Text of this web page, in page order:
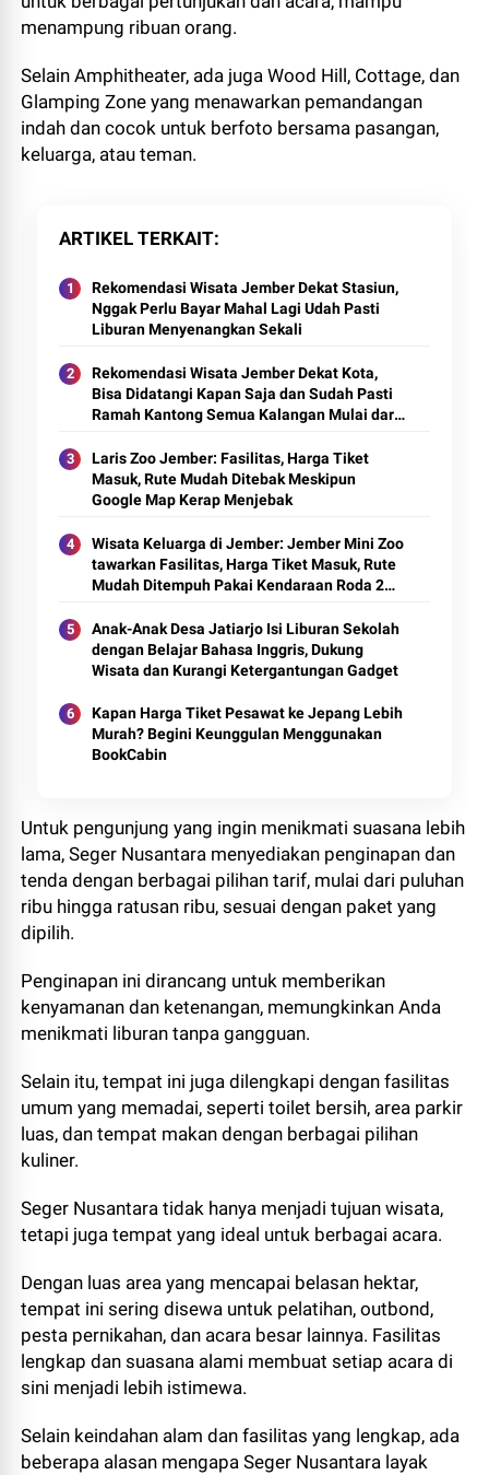
menampung ribuan orang.
Selain Amphitheater, ada juga Wood Hill, Cottage, dan
Glamping Zone yang menawarkan pemandangan
indah dan cocok untuk berfoto bersama pasangan,
keluarga, atau teman.
ARTIKEL TERKAIT
Rekomendasi Wisata Jember Dekat Stasiun,
Nggak Perlu Bayar Mahal Lagi Udah Pasti
Liburan Menyenangkan Sekali
Rekomendasi Wisata Jember Dekat Kota,
Bisa Didatangi Kapan Saja dan Sudah Pasti
Ramah Kantong Semua Kalangan Mulai dari
Laris Zoo Jember: Fasilitas, Harga Tiket
Masuk, Rute Mudah Ditebak Meskipun
Google Map Kerap Menjebak
Wisata Keluarga di Jember: Jember Mini Zoo
tawarkan Fasilitas, Harga Tiket Masuk, Rute
Mudah Ditempuh Pakai Kendaraan Roda 2
Anak-Anak Desa Jatiarjo Isi Liburan Sekolah
dengan Belajar Bahasa Inggris, Dukung
Wisata dan Kurangi Ketergantungan Gadget
Kapan Harga Tiket Pesawat ke Jepang Lebih
Murah? Begini Keunggulan Menggunakan
BookCabin
Untuk pengunjung yang ingin menikmati suasana lebih
lama, Seger Nusantara menyediakan penginapan dan
tenda dengan berbagai pilihan tarif, mulai dari puluhan
ribu hingga ratusan ribu, sesuai dengan paket yang
dipilih.
Penginapan ini dirancang untuk memberikan
kenyamanan dan ketenangan, memungkinkan Anda
menikmati liburan tanpa gangguan.
Selain itu, tempat ini juga dilengkapi dengan fasilitas
umum yang memadai, seperti toilet bersih, area parkir
luas, dan tempat makan dengan berbagai pilihan
kuliner.
Seger Nusantara tidak hanya menjadi tujuan wisata,
tetapi juga tempat yang ideal untuk berbagai acara.
Dengan luas area yang mencapai belasan hektar,
tempat ini sering disewa untuk pelatihan, outbond,
pesta pernikahan, dan acara besar lainnya. Fasilitas
lengkap dan suasana alami membuat setiap acara di
sini menjadi lebih istimewa.
Selain keindahan alam dan fasilitas yang lengkap, ada
beberapa alasan mengapa Seger Nusantara layak